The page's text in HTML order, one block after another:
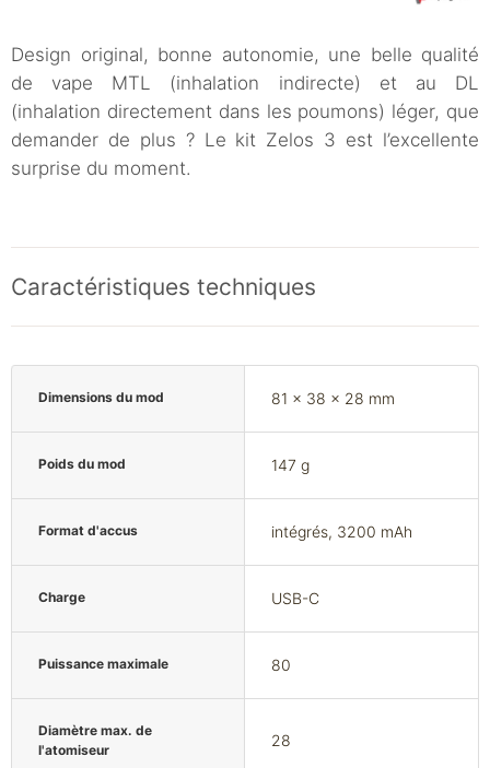
Design original, bonne autonomie, une belle qualité
de vape MTL (inhalation indirecte) et au DL
(inhalation directement dans les poumons) léger, que
demander de plus ? Le kit Zelos 3 est l’excellente
surprise du moment.
Caractéristiques techniques
Dimensions du mod 81 x 38 x 28 mm
Poids du mod 147 g
Format d'accus intégrés, 3200 mAh
Charge USB-C
Puissance maximale 80
Diamètre max. de
l'atomiseur
28